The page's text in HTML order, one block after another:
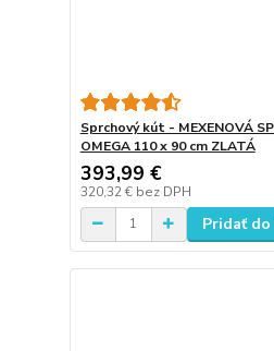
Sprchový kút - MEXENOVÁ
OMEGA 110 x 90 cm ZLATÁ
393,99 €
320,32 € bez DPH
Pridať